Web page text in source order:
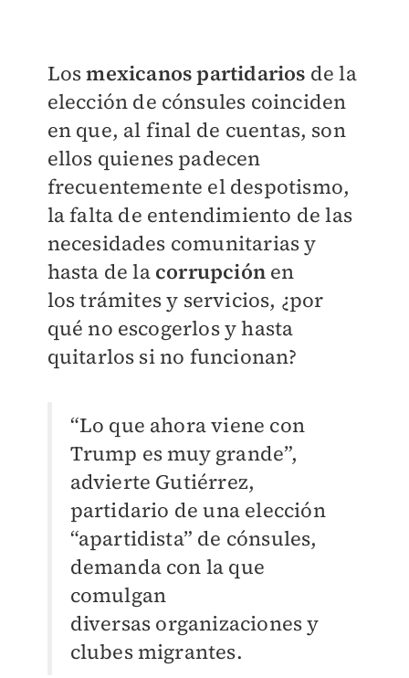
Losmexicanos partidarios de la
elección de cónsules coinciden
en que, al final de cuentas, son
ellos quienes padecen
frecuentemente el despotismo,
la falta de entendimiento de las
necesidades comunitarias y
hasta de la corrupción en
lostrámites y servicios, ¿por
qué no escogerlos y hasta
quitarlos si no funcionan?
“Lo que ahora viene con
Trump es muy grande”,
advierte Gutiérrez,
partidario deuna elección
“apartidista” de cónsules,
demanda con la que
comulgan
diversas organizaciones y
clubes migrantes.